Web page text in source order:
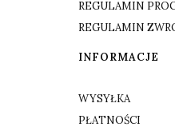
REGULAMIN
REGULAMIN
INFORMACJE
WYSYŁKA
PŁATNOŚCI